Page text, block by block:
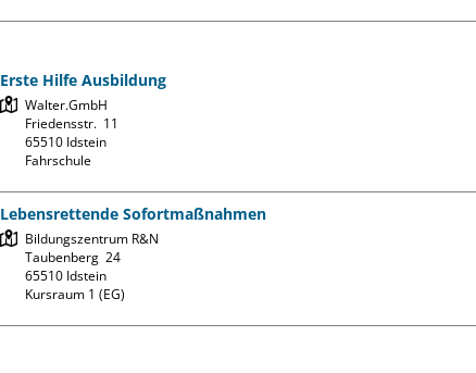
Erste Hilfe Ausbildung
Walter.GmbH
Friedensstr.  11
65510 Idstein
Fahrschule
Lebensrettende Sofortmaßnahmen
Bildungszentrum R&N
Taubenberg  24
65510 Idstein
Kursraum 1 (EG)